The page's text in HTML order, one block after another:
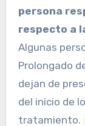
persona
respecto a
Algunas
Prolongado
dejan de
del inicio de
tratamiento.